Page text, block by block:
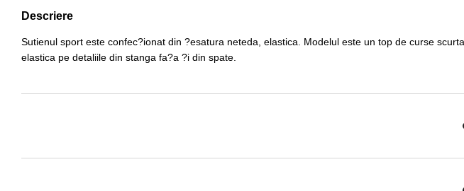
Descriere
Sutienul sport este confec?ionat din ?esatura neteda, elastica. Modelul este un top de curse
elastica pe detaliile din stanga fa?a ?i din spate.